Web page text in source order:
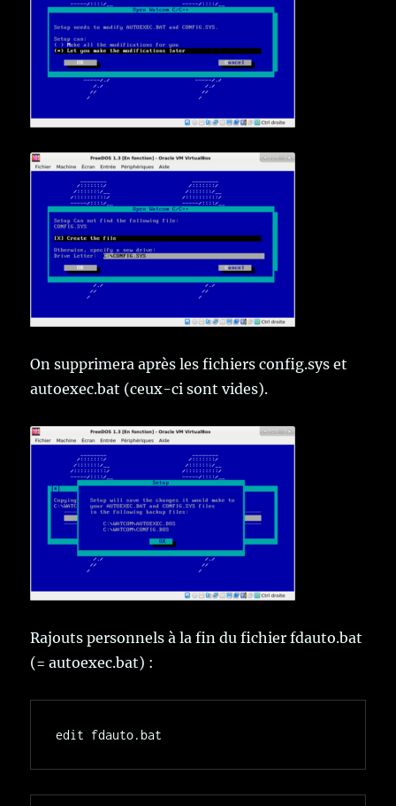
On supprimera après les fichiers config.sys et
autoexec.bat (ceux-ci sont vides).
Rajouts personnels à la fin du fichier fdauto.bat
(= autoexec.bat) :